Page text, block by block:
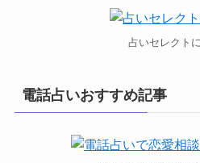
占いセレクト
電話占いおすすめ記事